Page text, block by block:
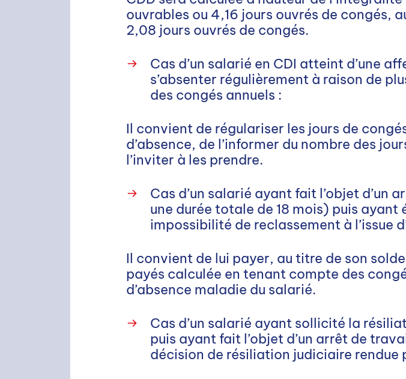
ouvrables ou 4,16 jours ouvrés de congés,
2,08 jours ouvrés de congés.
Cas d’un salarié en CDI atteint d’une
s’absenter régulièrement à raison de
des congés annuels :
Il convient de régulariser les jours de
d’absence, de l’informer du nombre des
l’inviter à les prendre.
Cas d’un salarié ayant fait l’objet d’un
une durée totale de 18 mois) puis
impossibilité de reclassement à l’issue
Il convient de lui payer, au titre de son
payés calculée en tenant compte des
d’absence maladie du salarié.
Cas d’un salarié ayant sollicité la
puis ayant fait l’objet d’un arrêt de
décision de résiliation judiciaire rendue